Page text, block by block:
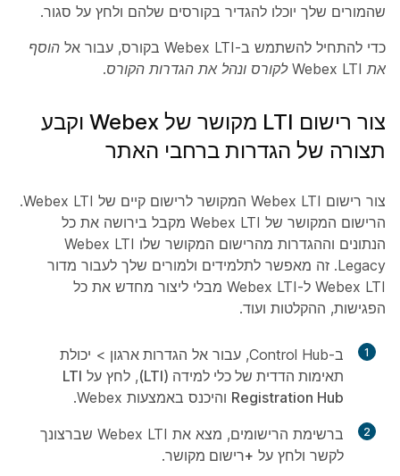
שהמורים שלך יוכלו להגדיר בקורסים שלהם ולחץ על סגור.
כדי להתחיל להשתמש ב-Webex LTI בקורס, עבור אל
הוסף
את Webex LTI לקורס ונהל את הגדרות הקורס
.
צור רישום LTI מקושר של Webex וקבע
תצורה של הגדרות ברחבי האתר
צור רישום Webex LTI המקושר לרישום קיים של Webex LTI.
הרישום המקושר של Webex LTI מקבל בירושה את כל
הנתונים וההגדרות מהרישום המקושר שלו Webex LTI
Legacy. זה מאפשר לתלמידים ולמורים שלך לעבור מדור
Webex LTI ל-Webex LTI מבלי ליצור מחדש את כל
הפגישות, ההקלטות ועוד.
1 ב-Control Hub, עבור אל הגדרות ארגון > יכולת
תאימות הדדית של כלי למידה (LTI)
, לחץ על LTI
Registration Hub והיכנס באמצעות Webex.
2
ברשימת הרישומים, מצא את Webex LTI שברצונך
לקשר ולחץ על +רישום מקושר.